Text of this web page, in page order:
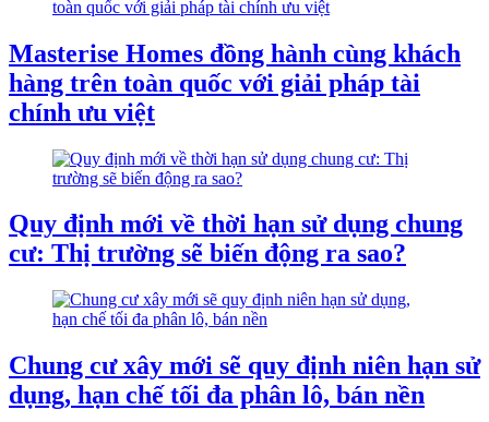
Masterise Homes đồng hành cùng khách
hàng trên toàn quốc với giải pháp tài
chính ưu việt
Quy định mới về thời hạn sử dụng chung
cư: Thị trường sẽ biến động ra sao?
Chung cư xây mới sẽ quy định niên hạn sử
dụng, hạn chế tối đa phân lô, bán nền